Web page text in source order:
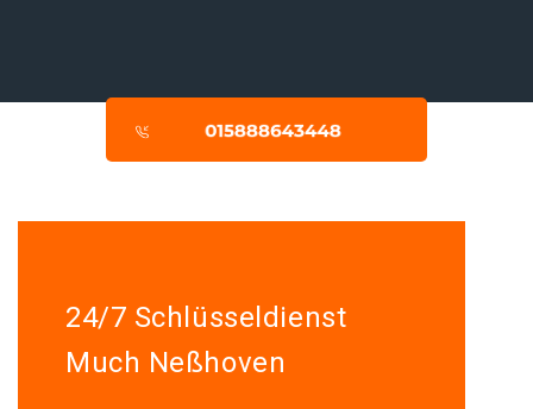
24/7 Schlüsseldienst
Much Neßhoven